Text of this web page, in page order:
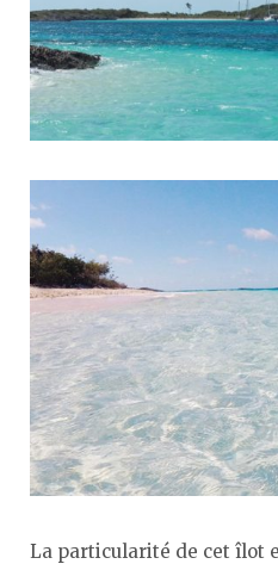
La particularité de cet îlot